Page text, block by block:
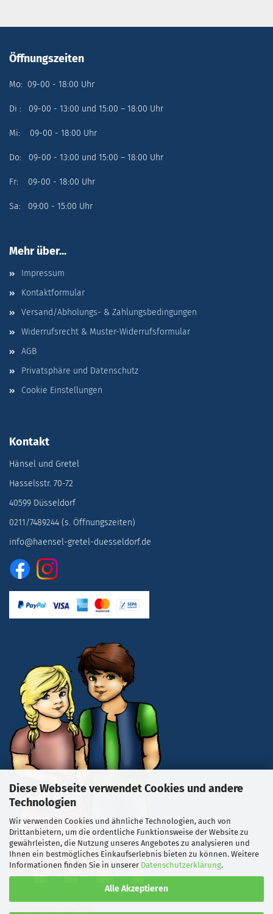
Diese Webseite verwendet Cookies und andere
Technologien
Wir verwenden Cookies und ähnliche Technologien, auch von
Drittanbietern, um die ordentliche Funktionsweise der Website zu
gewährleisten, die Nutzung unseres Angebotes zu analysieren und
Ihnen ein bestmögliches Einkaufserlebnis bieten zu können. Weitere
Informationen finden Sie in unserer Datenschutzerklärung.
Alle Akzeptieren
Öffnungszeiten
Mo: 09-00 - 18:00 Uhr
Di : 09-00 - 13:00 und 15:00 – 18:00 Uhr
Mi: 09-00 - 18:00 Uhr
Do: 09-00 - 13:00 und 15:00 – 18:00 Uhr
Fr: 09-00 - 18:00 Uhr
Sa: 09:00 - 15:00 Uhr
Mehr über...
Impressum
Kontaktformular
Versand/Abholungs- & Zahlungsbedingungen
Widerrufsrecht & Muster-Widerrufsformular
AGB
Privatsphäre und Datenschutz
Cookie Einstellungen
Kontakt
Hänsel und Gretel
Hasselsstr. 70-72
40599 Düsseldorf
0211/7489244 (s. Öffnungszeiten)
info@haensel-gretel-duesseldorf.de